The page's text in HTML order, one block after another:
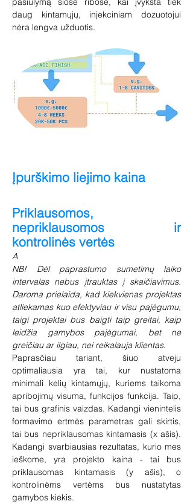
daug kintamųjų, injekciniam dozuotojui
nėra lengva užduotis.
Įpurškimo liejimo kaina
Priklausomos,
nepriklausomos ir
kontrolinės vertės
A
NB! Dėl paprastumo sumetimų laiko
intervalas nebus įtrauktas į skaičiavimus.
Daroma prielaida, kad kiekvienas projektas
atliekamas kuo efektyviau ir visu pajėgumu,
taigi projektai bus baigti taip greitai, kaip
leidžia gamybos pajėgumai, bet ne
greičiau ar ilgiau, nei reikalauja klientas.
Paprasčiau tariant, šiuo atveju
optimaliausia yra tai, kur nustatoma
minimali kelių kintamųjų, kuriems taikoma
apribojimų visuma, funkcijos funkcija. Taip,
tai bus grafinis vaizdas. Kadangi vienintelis
formavimo ertmės parametras gali skirtis,
tai bus nepriklausomas kintamasis (x ašis).
Kadangi svarbiausias rezultatas, kurio mes
ieškome, yra projekto kaina - tai bus
priklausomas kintamasis (y ašis), o
kontrolinėms vertėms bus nustatytas
gamybos kiekis.